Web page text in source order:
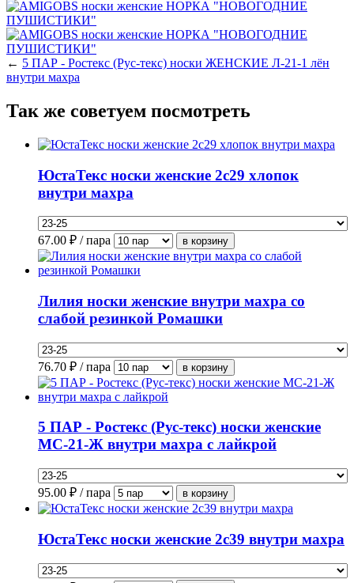
← 5 ПАР - Ростекс (Рус-текс) носки ЖЕНСКИЕ Л-21-1 лён
внутри махра
Так же советуем посмотреть
ЮстаТекс носки женские 2с29 хлопок
внутри махра
67.00 ₽ / пара
Лилия носки женские внутри махра со
слабой резинкой Ромашки
76.70 ₽ / пара
5 ПАР - Ростекс (Рус-текс) носки женские
МС-21-Ж внутри махра с лайкрой
95.00 ₽ / пара
ЮстаТекс носки женские 2с39 внутри махра